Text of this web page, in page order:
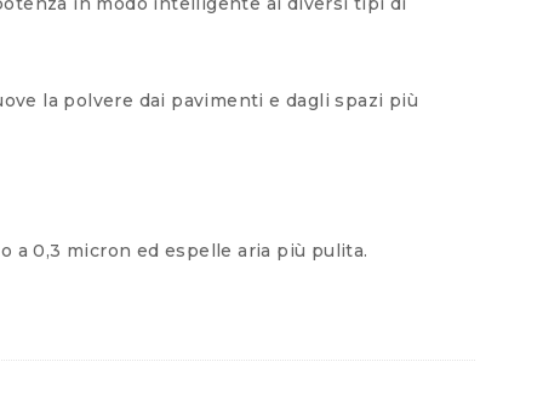
la polvere dai pavimenti e dagli spazi più
0,3 micron ed espelle aria più pulita.